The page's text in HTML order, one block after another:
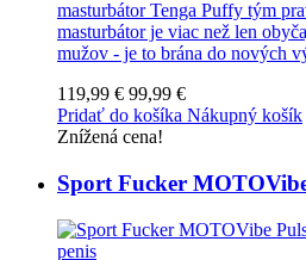
masturbátor Tenga Puffy tým
masturbátor je viac než len
mužov - je to brána do nových
119,99 € 99,99 €
Pridať do košíka Nákupný košík
Znížená cena!
Sport Fucker